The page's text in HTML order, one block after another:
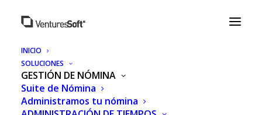
INICIO
SOLUCIONES
GESTIÓN DE NÓMINA
Suite de Nómina
Administramos tu nómina